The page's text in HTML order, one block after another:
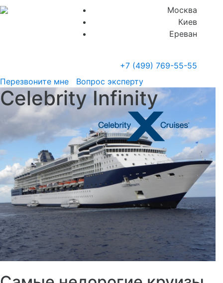
Москва
Киев
Ереван
+7 (499) 769-55-55
Перезвоните мне
Вопрос эксперту
Celebrity Infinity